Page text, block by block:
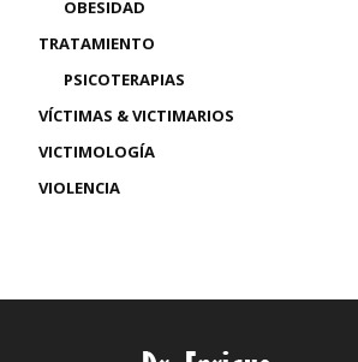
OBESIDAD
TRATAMIENTO
PSICOTERAPIAS
VÍCTIMAS & VICTIMARIOS
VICTIMOLOGÍA
VIOLENCIA